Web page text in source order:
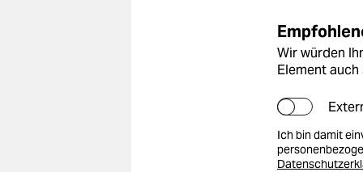
Wir würden
Element auch
Ich bin damit